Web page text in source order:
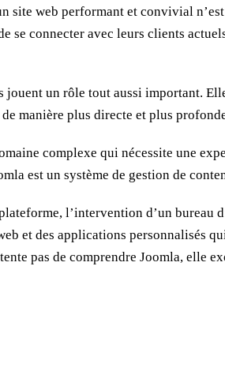
site web performant et convivial
se connecter avec leurs clients
jouent un rôle tout aussi important.
manière plus directe et plus
complexe qui nécessite une
est un système de gestion de
l’intervention d’un bureau
et des applications
pas de comprendre Joomla, elle